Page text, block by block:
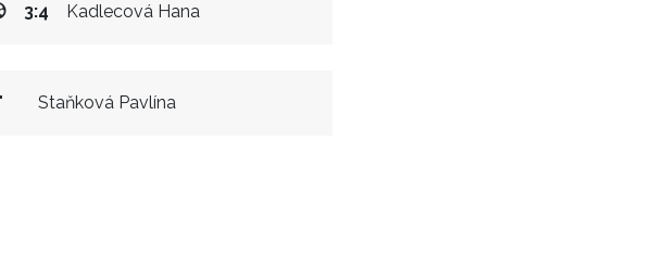
Kadlecová Hana
3:4
Staňková Pavlína